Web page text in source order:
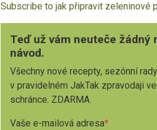
Subscribe to jak připravit zeleninové
Teď už vám neuteče žádný
návod.
Všechny nové recepty, sezónní
v pravidelném JakTak zpravodaji
schránce. ZDARMA.
Vaše e-mailová adresa